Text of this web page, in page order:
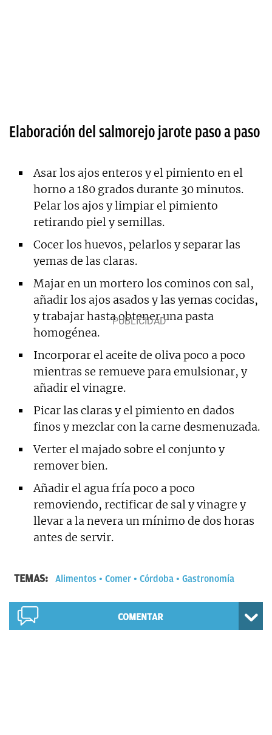
Elaboración del salmorejo jarote paso a paso
Asar los ajos enteros y el pimiento en el
horno a 180 grados durante 30 minutos.
Pelar los ajos y limpiar el pimiento
retirando piel y semillas.
Cocer los huevos, pelarlos y separar las
yemas de las claras.
Majar en un mortero los cominos con sal,
añadir los ajos asados y las yemas cocidas,
y trabajar hasta obtener una pasta
homogénea.
Incorporar el aceite de oliva poco a poco
mientras se remueve para emulsionar, y
añadir el vinagre.
Picar las claras y el pimiento en dados
finos y mezclar con la carne desmenuzada.
Verter el majado sobre el conjunto y
remover bien.
Añadir el agua fría poco a poco
removiendo, rectificar de sal y vinagre y
llevar a la nevera un mínimo de dos horas
antes de servir.
TEMAS: Alimentos Comer Córdoba Gastronomía
COMENTAR